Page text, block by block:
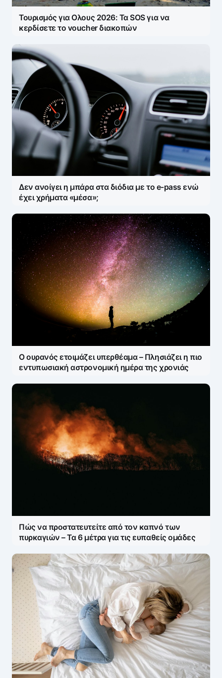
Τουρισμός για Ολους 2026: Τα SOS για να
κερδίσετε το voucher διακοπών
Δεν ανοίγει η μπάρα στα διόδια με το e-pass ενώ
έχει χρήματα «μέσα»;
Ο ουρανός ετοιμάζει υπερθέαμα – Πλησιάζει η πιο
εντυπωσιακή αστρονομική ημέρα της χρονιάς
Πώς να προστατευτείτε από τον καπνό των
πυρκαγιών – Τα 6 μέτρα για τις ευπαθείς ομάδες